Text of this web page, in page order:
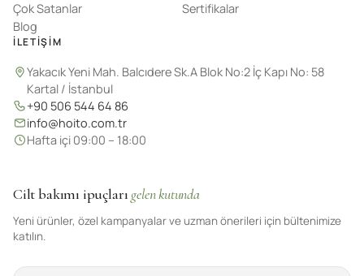
Cilt bakımı ipuçları gelen kutunda
Yeni ürünler, özel kampanyalar ve uzman önerileri için bültenimize
katılın.
Çok Satanlar
Blog
Sertifikalar
İLETIŞIM
Yakacık Yeni Mah. Balcıdere Sk.A Blok No:2 İç Kapı No: 58
Kartal / İstanbul
+90 506 544 64 86
info@hoito.com.tr
Hafta içi 09:00 – 18:00